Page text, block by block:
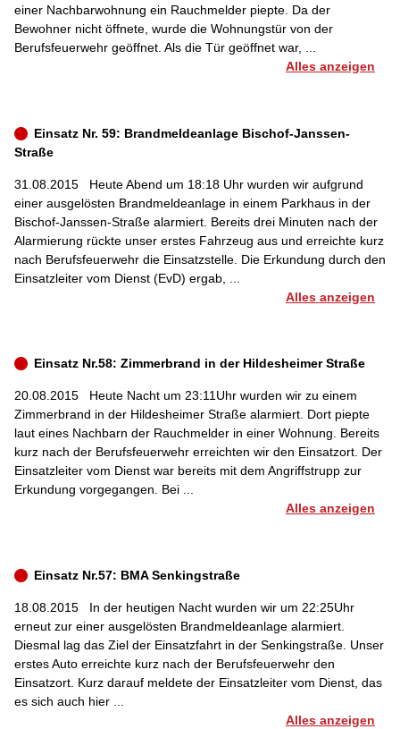
einer Nachbarwohnung ein Rauchmelder piepte. Da der
Bewohner nicht öffnete, wurde die Wohnungstür von der
Berufsfeuerwehr geöffnet. Als die Tür geöffnet war, ...
Alles anzeigen
Einsatz Nr. 59: Brandmeldeanlage Bischof-Janssen-
Straße
31.08.2015 Heute Abend um 18:18 Uhr wurden wir aufgrund
einer ausgelösten Brandmeldeanlage in einem Parkhaus in der
Bischof-Janssen-Straße alarmiert. Bereits drei Minuten nach der
Alarmierung rückte unser erstes Fahrzeug aus und erreichte kurz
nach Berufsfeuerwehr die Einsatzstelle. Die Erkundung durch den
Einsatzleiter vom Dienst (EvD) ergab, ...
Alles anzeigen
Einsatz Nr.58: Zimmerbrand in der Hildesheimer Straße
20.08.2015 Heute Nacht um 23:11Uhr wurden wir zu einem
Zimmerbrand in der Hildesheimer Straße alarmiert. Dort piepte
laut eines Nachbarn der Rauchmelder in einer Wohnung. Bereits
kurz nach der Berufsfeuerwehr erreichten wir den Einsatzort. Der
Einsatzleiter vom Dienst war bereits mit dem Angriffstrupp zur
Erkundung vorgegangen. Bei ...
Alles anzeigen
Einsatz Nr.57: BMA Senkingstraße
18.08.2015 In der heutigen Nacht wurden wir um 22:25Uhr
erneut zur einer ausgelösten Brandmeldeanlage alarmiert.
Diesmal lag das Ziel der Einsatzfahrt in der Senkingstraße. Unser
erstes Auto erreichte kurz nach der Berufsfeuerwehr den
Einsatzort. Kurz darauf meldete der Einsatzleiter vom Dienst, das
es sich auch hier ...
Alles anzeigen